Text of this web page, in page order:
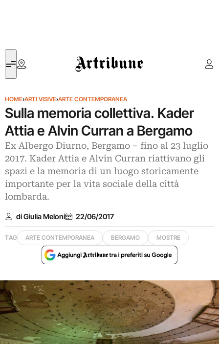
Artribune
HOME›ARTI VISIVE›ARTE CONTEMPORANEA
Sulla memoria collettiva. Kader
Attia e Alvin Curran a Bergamo
Ex Albergo Diurno, Bergamo – fino al 23 luglio
2017. Kader Attia e Alvin Curran riattivano gli
spazi e la memoria di un luogo storicamente
importante per la vita sociale della città
lombarda.
di Giulia Meloni 22/06/2017
TAG ARTE CONTEMPORANEA BERGAMO MOSTRE